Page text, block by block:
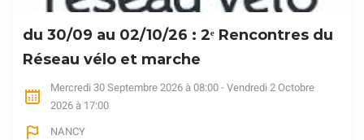
du 30/09 au 02/10/26 : 2ᵉ Rencontres du
Réseau vélo et marche
Mercredi 30 Septembre 2026 à 08:00 - Vendredi 2 Octobre
2026 à 17:00
NANCY